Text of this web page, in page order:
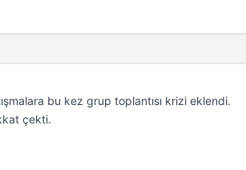
bu kez grup toplantısı krizi eklendi.
çekti.